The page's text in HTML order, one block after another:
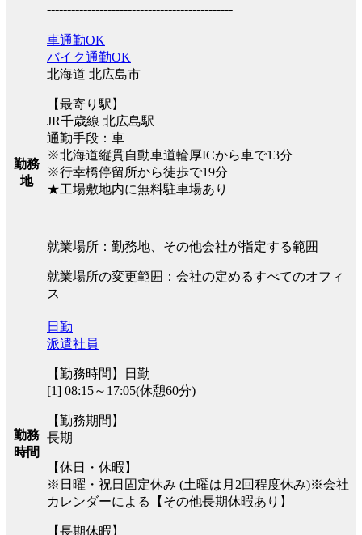
----------------------------------------------
勤務
地
車通勤OK
バイク通勤OK
北海道 北広島市
【最寄り駅】
JR千歳線 北広島駅
通勤手段：車
※北海道縦貫自動車道輪厚ICから車で13分
※行幸橋停留所から徒歩で19分
★工場敷地内に無料駐車場あり
就業場所：勤務地、その他会社が指定する範囲
就業場所の変更範囲：会社の定めるすべてのオフィ
ス
勤務
時間
日勤
派遣社員
【勤務時間】日勤
[1] 08:15～17:05(休憩60分)
【勤務期間】
長期
【休日・休暇】
※日曜・祝日固定休み (土曜は月2回程度休み)※会社
カレンダーによる【その他長期休暇あり】
【長期休暇】